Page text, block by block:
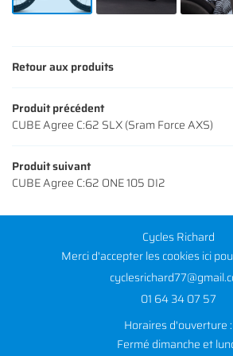
Retour aux produits
Produit précédent
CUBE Agree C:62 SLX (Sram Force AXS)
Produit suivant
CUBE Agree C:62 ONE 105 DI2
Cycles Richard
Merci d'accepter les cookiesici
01 64 34 07 57
Horaires d'ouverture :
Fermé dimanche et